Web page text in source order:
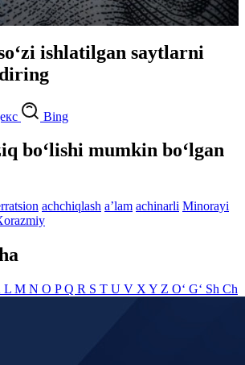
ishlatilgan saytlarni
Bing
bo‘lishi mumkin bo‘lgan
achchiqlash aʼlam achinarli Minorayi
L M N O PQ R S T U V X Y Z O‘ G‘ Sh Ch